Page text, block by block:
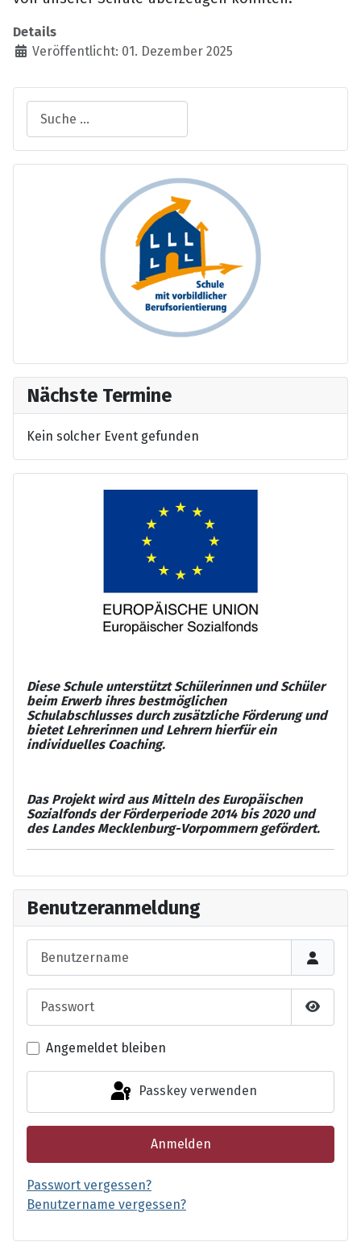
Details
Veröffentlicht: 01. Dezember 2025
Suchen
Nächste Termine
Kein solcher Event gefunden
Diese Schule unterstützt Schülerinnen und Schüler
beim Erwerb ihres bestmöglichen
Schulabschlusses durch zusätzliche Förderung und
bietet Lehrerinnen und Lehrern hierfür ein
individuelles Coaching.
Das Projekt wird aus Mitteln des Europäischen
Sozialfonds der Förderperiode 2014 bis 2020 und
des Landes Mecklenburg-Vorpommern gefördert.
Benutzeranmeldung
Angemeldet bleiben
Passkey verwenden
Anmelden
Passwort vergessen?
Benutzername vergessen?